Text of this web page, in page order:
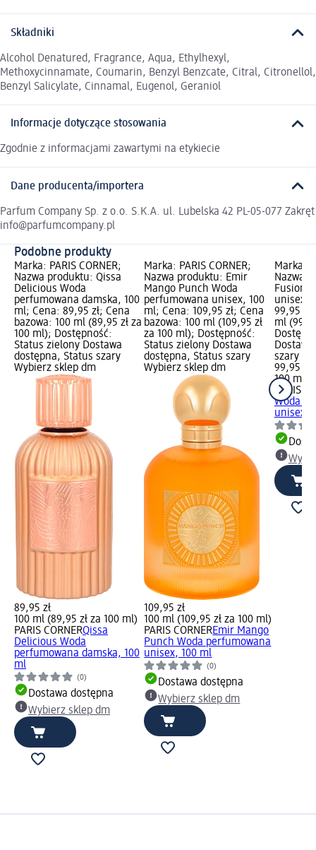
Składniki
Alcohol Denatured, Fragrance, Aqua, Ethylhexyl,
Methoxycinnamate, Coumarin, Benzyl Benzcate, Citral, Citronellol,
Benzyl Salicylate, Cinnamal, Eugenol, Geraniol
Informacje dotyczące stosowania
Zgodnie z informacjami zawartymi na etykiecie
Dane producenta/importera
Parfum Company Sp. z o.o. S.K.A. ul. Lubelska 42 PL-05-077 Zakręt
info@parfumcompany.pl
Podobne produkty
Marka: PARIS CORNER;
Nazwa produktu: Qissa
Delicious Woda
perfumowana damska, 100
ml; Cena: 89,95 zł; Cena
bazowa: 100 ml (89,95 zł za
100 ml); Dostępność:
Status zielony Dostawa
dostępna, Status szary
Wybierz sklep dm
89,95 zł
100 ml (89,95 zł za 100 ml)
PARIS CORNERQissa
Delicious Woda
perfumowana damska, 100
ml
(0)
Dostawa dostępna
Wybierz sklep dm
Marka: PARIS CORNER;
Nazwa produktu: Emir
Mango Punch Woda
perfumowana unisex, 100
ml; Cena: 109,95 zł; Cena
bazowa: 100 ml (109,95 zł
za 100 ml); Dostępność:
Status zielony Dostawa
dostępna, Status szary
Wybierz sklep dm
109,95 zł
100 ml (109,95 zł za 100 ml)
PARIS CORNEREmir Mango
Punch Woda perfumowana
unisex, 100 ml
(0)
Dostawa dostępna
Wybierz sklep dm
Marka:
Nazwa
Fusion
unisex,
99,95
ml
szary
99,95 zł
100 ml
PARIS
Woda
unisex,